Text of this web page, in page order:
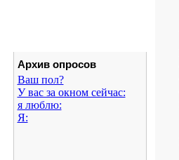
Архив опросов
Ваш пол?
У вас за окном сейчас:
я люблю:
Я: